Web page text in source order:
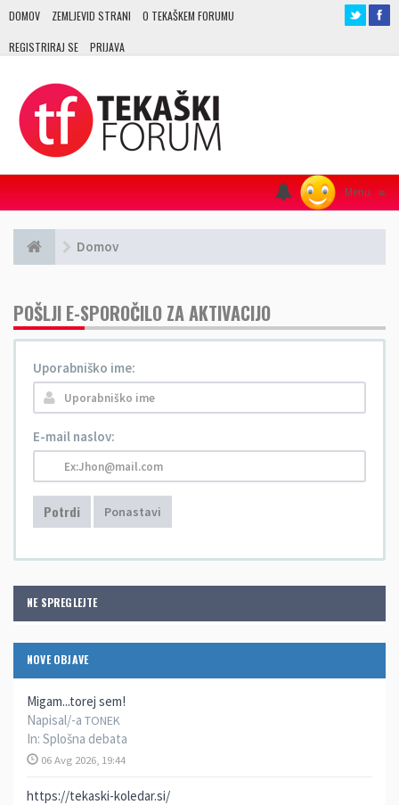
DOMOV ZEMLJEVID STRANI O TEKAŠKEM FORUMU
REGISTRIRAJ SE PRIJAVA
Menu ≡
Domov
NE SPREGLEJTE
NOVE OBJAVE
Migam...torej sem!
Napisal/-a TONEK
In: Splošna debata
06 Avg 2026, 19:44
https://tekaski-koledar.si/
POŠLJI E-SPOROČILO ZA AKTIVACIJO
Uporabniško ime:
E-mail naslov:
Potrdi Ponastavi